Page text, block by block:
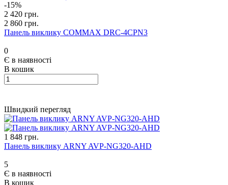
-15%
2 420 грн.
2 860 грн.
Панель виклику COMMAX DRC-4CPN3
0
Є в наявності
В кошик
Швидкий перегляд
1 848 грн.
Панель виклику ARNY AVP-NG320-AHD
5
Є в наявності
В кошик